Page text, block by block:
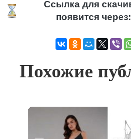
Ссылка для
появится через:
Похожие